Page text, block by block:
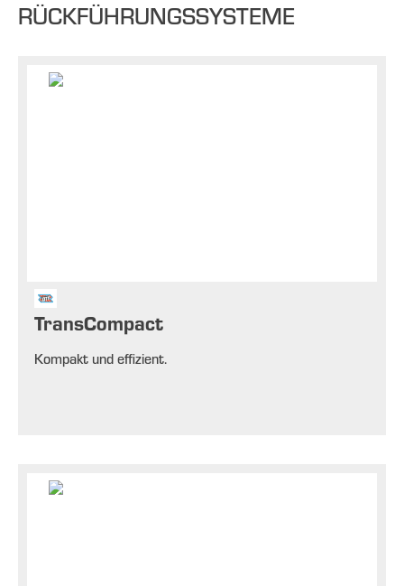
RÜCKFÜHRUNGSSYSTEME
TransCompact
Kompakt und effizient.